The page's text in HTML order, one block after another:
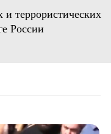
террористических
России